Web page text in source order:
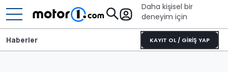
Daha kişisel bir
deneyim için
KAYIT OL / GİRİŞ YAP
Haberler